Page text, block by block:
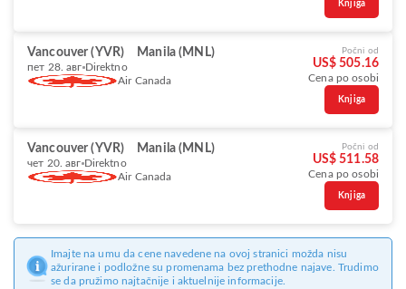
Knjiga
Vancouver (YVR) Manila (MNL)
пет 28. авг Direktno
Air Canada
Počni od
US$ 505.16
Cena po osobi
Knjiga
Vancouver (YVR) Manila (MNL)
чет 20. авг Direktno
Air Canada
Počni od
US$ 511.58
Cena po osobi
Knjiga
Imajte na umu da cene navedene na ovoj stranici možda nisu
ažurirane i podložne su promenama bez prethodne najave. Trudimo
se da pružimo najtačnije i aktuelnije informacije.